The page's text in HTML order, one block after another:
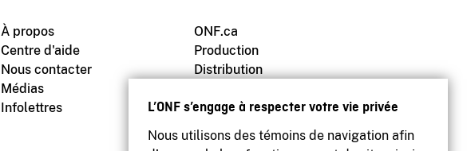
L’ONF s’engage à respecter votre vie privée
Nous utilisons des témoins de navigation afin
À propos
Centre d'aide
Nous contacter
Médias
Infolettres
ONF.ca
Production
Distribution
Archives